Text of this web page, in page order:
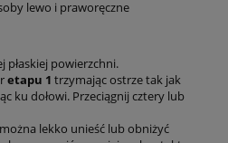
lewo i praworęczne
płaskiej powierzchni.
etapu 1 trzymając ostrze tak jak
ku dołowi. Przeciągnij cztery lub
lekko unieść lub obniżyć